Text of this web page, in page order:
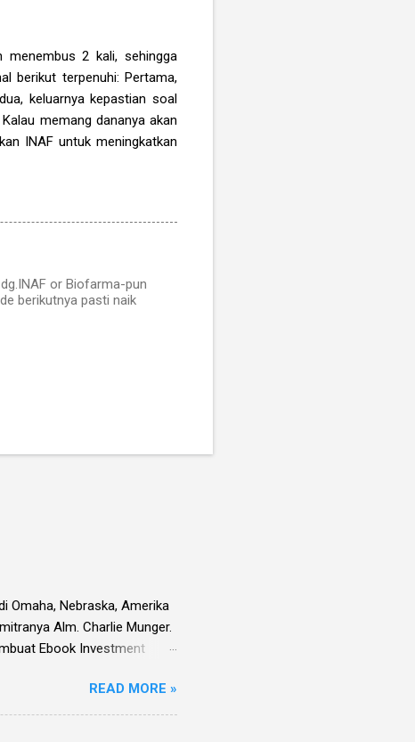
menembus 2 kali, sehingga
berikut terpenuhi: Pertama,
keluarnya kepastian soal
memang dananya akan
INAF untuk meningkatkan
or Biofarma-pun
berikutnya pasti naik
Omaha, Nebraska, Amerika
Alm. Charlie Munger.
Ebook Investment
emiten untuk periode Q2
sendiri) untuk memilih
panjang.
READ MORE »